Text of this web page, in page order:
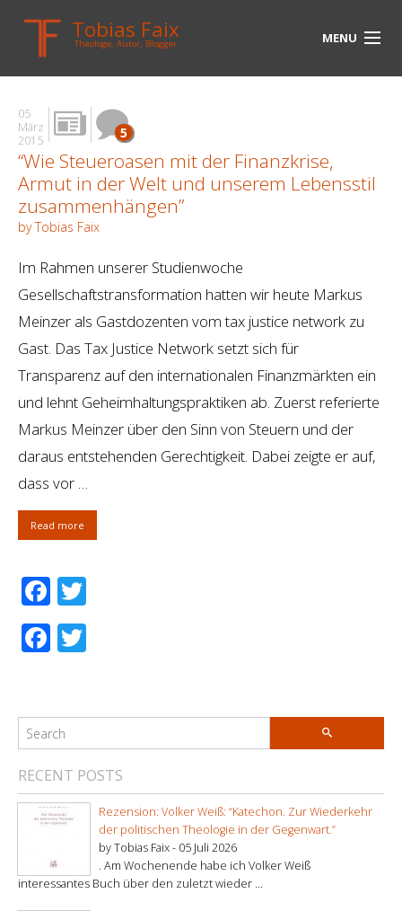
Tobias Faix
Theologe, Autor, Blogger MENU
HOME
BLOG
BIOGRAPHIE
UNTERWEGS
MEDIEN
KONTAKT
LINKS
05
März
2015
5
“Wie Steueroasen mit der Finanzkrise,
Armut in der Welt und unserem Lebensstil
zusammenhängen”
by Tobias Faix
Im Rahmen unserer Studienwoche
Gesellschaftstransformation hatten wir heute Markus
Meinzer als Gastdozenten vom tax justice network zu
Gast. Das Tax Justice Network setzt sich für
Transparenz auf den internationalen Finanzmärkten ein
und lehnt Geheimhaltungspraktiken ab. Zuerst referierte
Markus Meinzer über den Sinn von Steuern und der
daraus entstehenden Gerechtigkeit. Dabei zeigte er auf,
dass vor …
Read more
Facebook
Facebook
RECENT POSTS
Rezension: Volker Weiß: “Katechon. Zur Wiederkehr
der politischen Theologie in der Gegenwart.”
by Tobias Faix - 05 Juli 2026
. Am Wochenende habe ich Volker Weiß
interessantes Buch über den zuletzt wieder ...